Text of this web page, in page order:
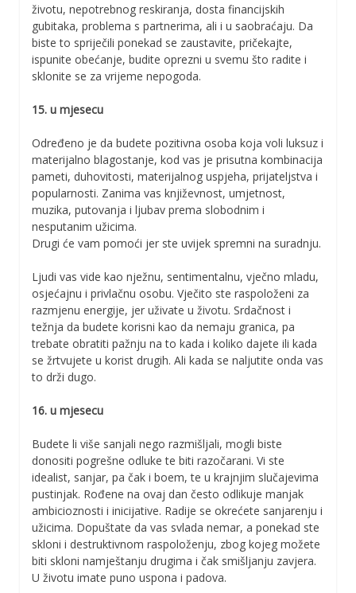
životu, nepotrebnog reskiranja, dosta financijskih
gubitaka, problema s partnerima, ali i u saobraćaju. Da
biste to spriječili ponekad se zaustavite, pričekajte,
ispunite obećanje, budite oprezni u svemu što radite i
sklonite se za vrijeme nepogoda.
15. u mjesecu
Određeno je da budete pozitivna osoba koja voli luksuz i
materijalno blagostanje, kod vas je prisutna kombinacija
pameti, duhovitosti, materijalnog uspjeha, prijateljstva i
popularnosti. Zanima vas književnost, umjetnost,
muzika, putovanja i ljubav prema slobodnim i
nesputanim užicima.
Drugi će vam pomoći jer ste uvijek spremni na suradnju.
Ljudi vas vide kao nježnu, sentimentalnu, vječno mladu,
osjećajnu i privlačnu osobu. Vječito ste raspoloženi za
razmjenu energije, jer uživate u životu. Srdačnost i
težnja da budete korisni kao da nemaju granica, pa
trebate obratiti pažnju na to kada i koliko dajete ili kada
se žrtvujete u korist drugih. Ali kada se naljutite onda vas
to drži dugo.
16. u mjesecu
Budete li više sanjali nego razmišljali, mogli biste
donositi pogrešne odluke te biti razočarani. Vi ste
idealist, sanjar, pa čak i boem, te u krajnjim slučajevima
pustinjak. Rođene na ovaj dan često odlikuje manjak
ambicioznosti i inicijative. Radije se okrećete sanjarenju i
užicima. Dopuštate da vas svlada nemar, a ponekad ste
skloni i destruktivnom raspoloženju, zbog kojeg možete
biti skloni namještanju drugima i čak smišljanju zavjera.
U životu imate puno uspona i padova.